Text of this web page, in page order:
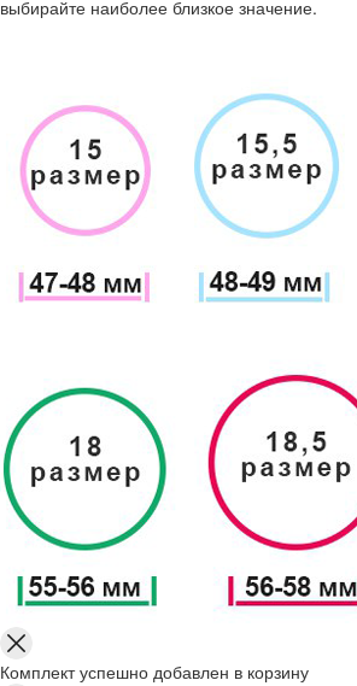
выбирайте наиболее близкое значение.
Комплект успешно добавлен в корзину